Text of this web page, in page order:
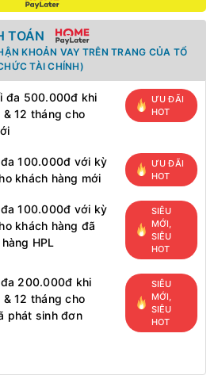
TOÁN
KHOẢN VAY TRÊN TRANG CỦA TỔ
TÀI CHÍNH)
đa 500.000đ khi
12 tháng cho
ƯU ĐÃI
HOT
đa 100.000đ với kỳ
khách hàng mới
ƯU ĐÃI
HOT
đa 100.000đ với kỳ
khách hàng đã
HPL
SIÊU
MỚI,
SIÊU
HOT
đa 200.000đ khi
12 tháng cho
phát sinh đơn
SIÊU
MỚI,
SIÊU
HOT